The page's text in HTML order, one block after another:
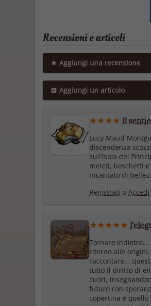
Recensioni e articoli
Aggiungi una recensione
Aggiungi un articolo
Il
Lucy Maud
discendenza
sull’Isola del
meleti, boschetti
incantato di
Registrati o Accedi
Tornare
ritorno alle
raccontare...
tutto il diritto di
cuori,
futuro con
copertina e quello